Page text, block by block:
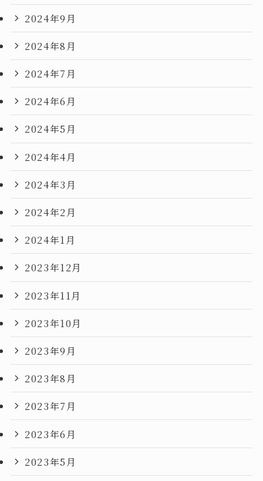
2024年9月
2024年8月
2024年7月
2024年6月
2024年5月
2024年4月
2024年3月
2024年2月
2024年1月
2023年12月
2023年11月
2023年10月
2023年9月
2023年8月
2023年7月
2023年6月
2023年5月